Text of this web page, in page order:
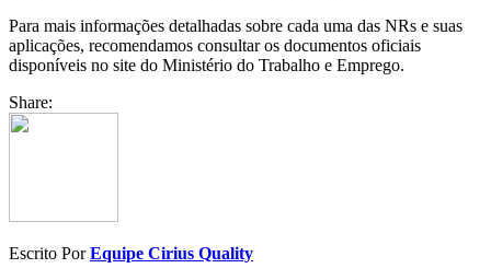
Para mais informações detalhadas sobre cada uma das NRs e suas
aplicações, recomendamos consultar os documentos oficiais
disponíveis no site do Ministério do Trabalho e Emprego.
Share:
Escrito PorEquipe Cirius Quality